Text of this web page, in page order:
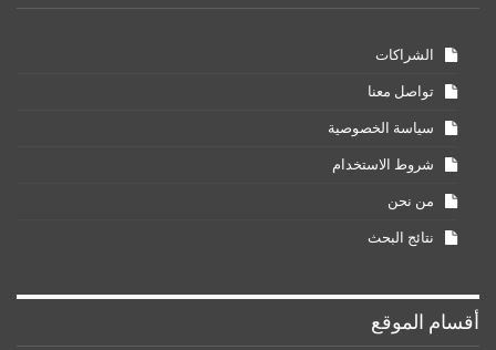
الشراكات
تواصل معنا
سياسة الخصوصية
شروط الاستخدام
من نحن
نتائج البحث
أقسام الموقع